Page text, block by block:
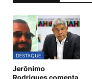
DESTAQUE
Jerônimo
Rodrigues comenta